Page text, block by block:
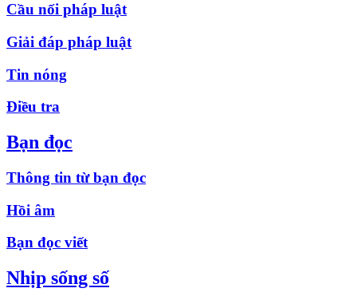
Cầu nối pháp luật
Giải đáp pháp luật
Tin nóng
Điều tra
Bạn đọc
Thông tin từ bạn đọc
Hồi âm
Bạn đọc viết
Nhịp sống số